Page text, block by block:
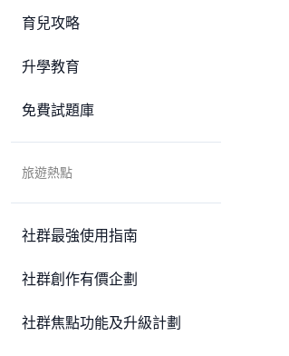
育兒攻略
升學教育
免費試題庫
旅遊熱點
社群最強使用指南
社群創作有價企劃
社群焦點功能及升級計劃